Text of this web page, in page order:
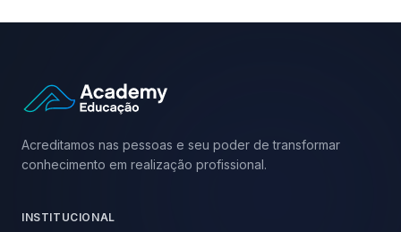
Acreditamos nas pessoas e seu poder de transformar
conhecimento em realização profissional.
INSTITUCIONAL